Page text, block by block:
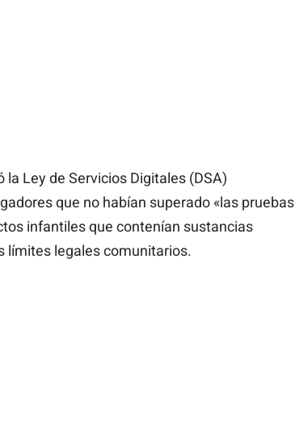
la Ley de Servicios Digitales (DSA)
que no habían superado «las pruebas
infantiles que contenían sustancias
límites legales comunitarios.